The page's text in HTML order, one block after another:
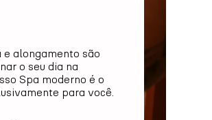
e alongamento são
o seu dia na
Spa moderno é o
para você.